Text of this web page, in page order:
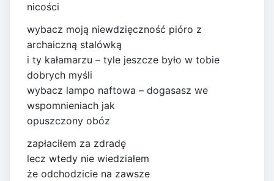
nicości
wybacz moją niewdzięczność pióro z
archaiczną stalówką
i ty kałamarzu – tyle jeszcze było w tobie
dobrych myśli
wybacz lampo naftowa – dogasasz we
wspomnieniach jak
opuszczony obóz
zapłaciłem za zdradę
lecz wtedy nie wiedziałem
że odchodzicie na zawsze